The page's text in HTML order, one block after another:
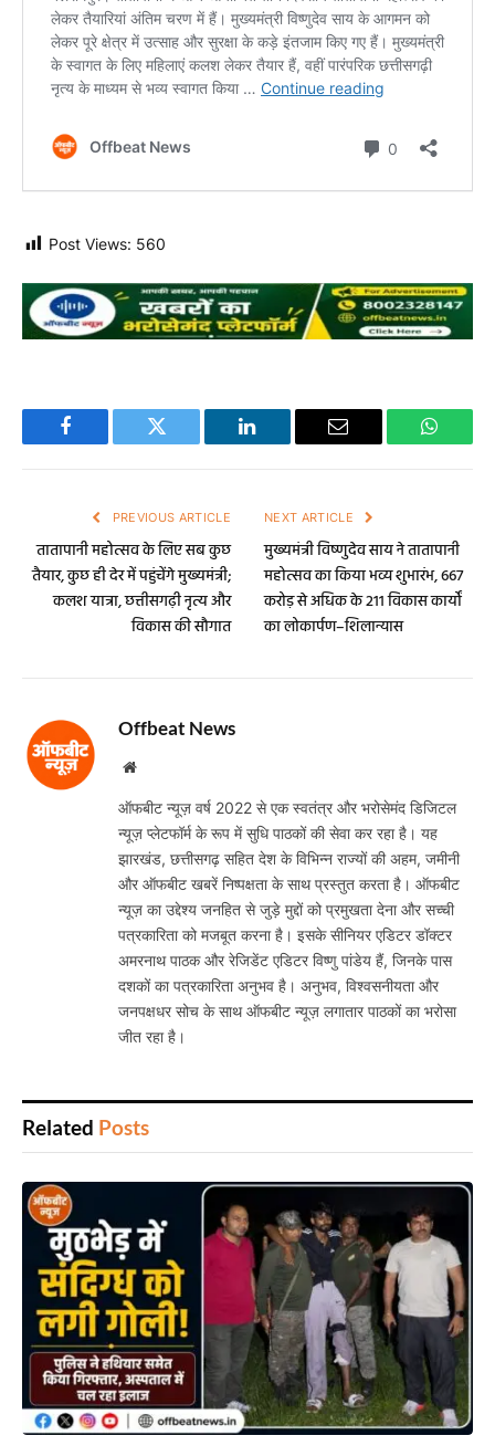
Post Views: 560
Facebook Twitter LinkedIn Email
PREVIOUS ARTICLE
तातापानी महोत्सव के लिए सब कुछ
तैयार, कुछ ही देर में पहुंचेंगे मुख्यमंत्री;
कलश यात्रा, छत्तीसगढ़ी नृत्य और
विकास की सौगात
NEXT ARTICLE
मुख्यमंत्री विष्णुदेव साय ने तातापानी
महोत्सव का किया भव्य शुभारंभ, 667
करोड़ से अधिक के 211 विकास कार्यों
का लोकार्पण–शिलान्यास
Offbeat News
Website
ऑफबीट न्यूज़ वर्ष 2022 से एक स्वतंत्र और भरोसेमंद डिजिटल
न्यूज़ प्लेटफॉर्म के रूप में सुधि पाठकों की सेवा कर रहा है। यह
झारखंड, छत्तीसगढ़ सहित देश के विभिन्न राज्यों की अहम, जमीनी
और ऑफबीट खबरें निष्पक्षता के साथ प्रस्तुत करता है। ऑफबीट
न्यूज़ का उद्देश्य जनहित से जुड़े मुद्दों को प्रमुखता देना और सच्ची
पत्रकारिता को मजबूत करना है। इसके सीनियर एडिटर डॉक्टर
अमरनाथ पाठक और रेजिडेंट एडिटर विष्णु पांडेय हैं, जिनके पास
दशकों का पत्रकारिता अनुभव है। अनुभव, विश्वसनीयता और
जनपक्षधर सोच के साथ ऑफबीट न्यूज़ लगातार पाठकों का भरोसा
जीत रहा है।
Related Posts